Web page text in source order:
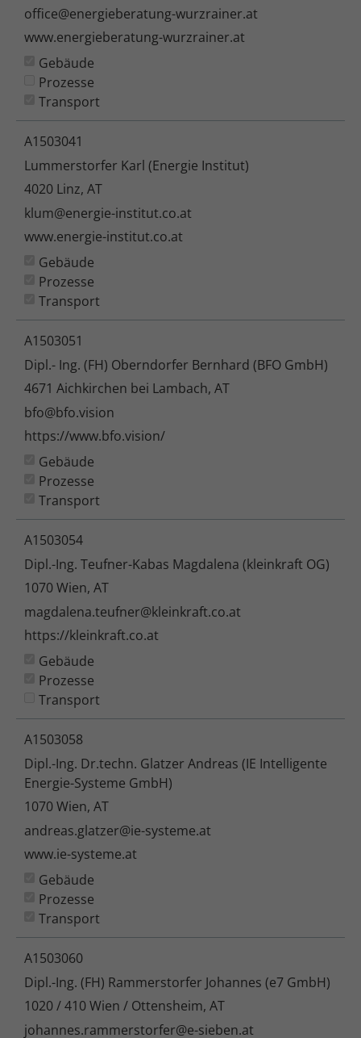
office@energieberatung-wurzrainer.at
www.energieberatung-wurzrainer.at
Gebäude
Prozesse
Transport
A1503041
Lummerstorfer Karl (Energie Institut)
4020 Linz, AT
klum@energie-institut.co.at
www.energie-institut.co.at
Gebäude
Prozesse
Transport
A1503051
Dipl.- Ing. (FH) Oberndorfer Bernhard (BFO GmbH)
4671 Aichkirchen bei Lambach, AT
bfo@bfo.vision
https://www.bfo.vision/
Gebäude
Prozesse
Transport
A1503054
Dipl.-Ing. Teufner-Kabas Magdalena (kleinkraft OG)
1070 Wien, AT
magdalena.teufner@kleinkraft.co.at
https://kleinkraft.co.at
Gebäude
Prozesse
Transport
A1503058
Dipl.-Ing. Dr.techn. Glatzer Andreas (IE Intelligente
Energie-Systeme GmbH)
1070 Wien, AT
andreas.glatzer@ie-systeme.at
www.ie-systeme.at
Gebäude
Prozesse
Transport
A1503060
Dipl.-Ing. (FH) Rammerstorfer Johannes (e7 GmbH)
1020 / 410 Wien / Ottensheim, AT
johannes.rammerstorfer@e-sieben.at